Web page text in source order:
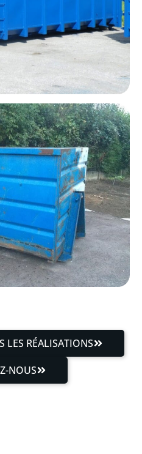
LES RÉALISATIONS
NOUS